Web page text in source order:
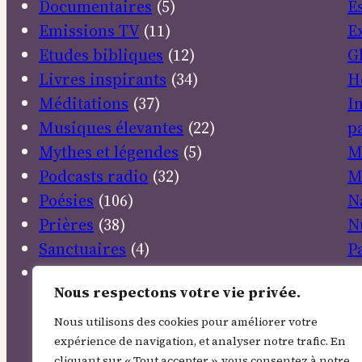
Nous respectons votre vie privée.
Nous utilisons des cookies pour améliorer votre
expérience de navigation, et analyser notre trafic. En
Documentaires (5)
Emissions TV(11)
Etudes bibliques (12)
Livres inspirants (34)
Méditations (37)
Musiques élevantes (22)
Mythes et légendes (5)
Podcasts radio (32)
Poésies (106)
Prières (38)
Sanctuaires (4)
Textes sacrés(30)